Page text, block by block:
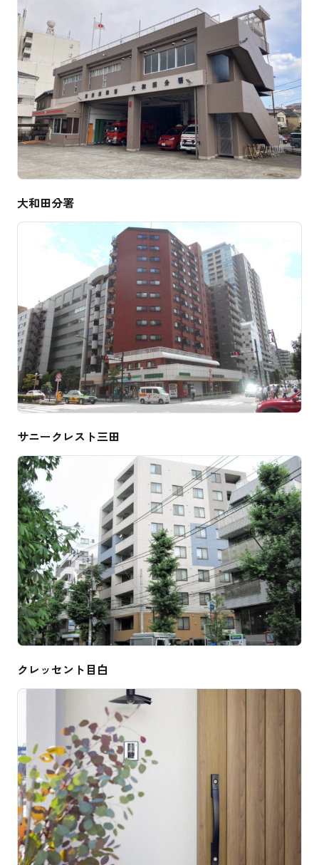
大和田分署
サニークレスト三田
クレッセント目白